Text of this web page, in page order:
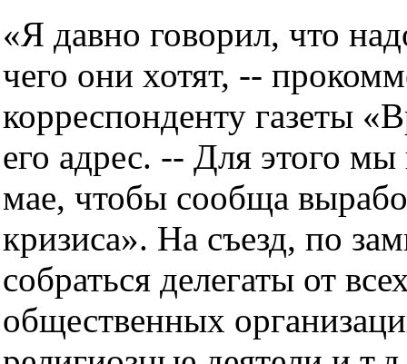
«Я давно говорил, что
чего они хотят, --
корреспонденту газеты
его адрес. -- Для этого мы
мае, чтобы сообща
кризиса». На съезд, по
собраться делегаты от
общественных